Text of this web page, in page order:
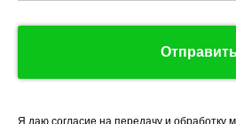
Я даю согласие на передачу и обработку